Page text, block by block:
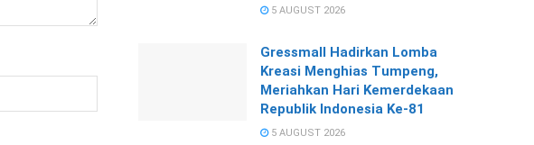
5 AUGUST 2026
Gressmall Hadirkan Lomba
Kreasi Menghias Tumpeng,
Meriahkan Hari Kemerdekaan
Republik Indonesia Ke-81
5 AUGUST 2026